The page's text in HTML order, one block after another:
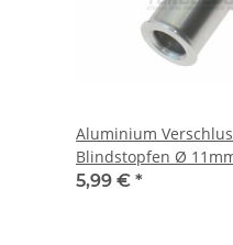
Aluminium
Blindstopfen Ø
5,99 € *